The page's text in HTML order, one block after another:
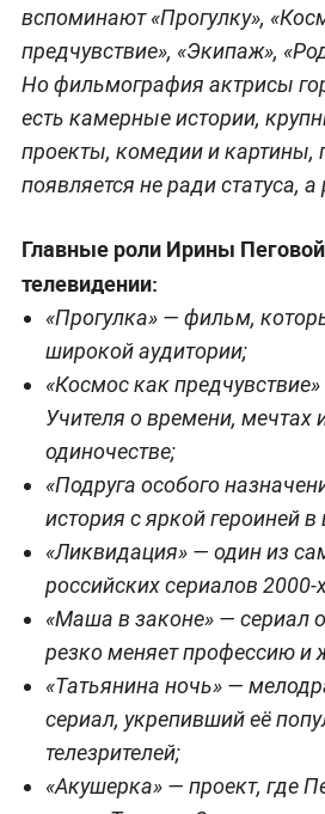
вспоминают «Прогулку»,
предчувствие», «Экипаж»,
Но фильмография актрисы
есть камерные истории,
проекты, комедии и картины,
появляется не ради статуса,
Главные роли Ирины
телевидении:
«Прогулка» — фильм,
широкой аудитории;
«Космос как
Учителя о времени, мечтах
одиночестве;
«Подруга особого
история с яркой героиней
«Ликвидация» — один из
российских сериалов 2000-
«Маша в законе» — сериал
резко меняет профессию и
«Татьянина ночь» —
сериал, укрепивший её
телезрителей;
«Акушерка» — проект, где